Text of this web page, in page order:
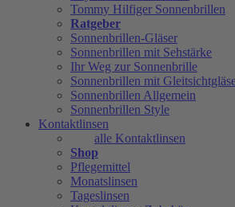
Tommy Hilfiger Sonnenbrillen
Ratgeber
Sonnenbrillen-Gläser
Sonnenbrillen mit Sehstärke
Ihr Weg zur Sonnenbrille
Sonnenbrillen mit
Sonnenbrillen Allgemein
Sonnenbrillen Style
Kontaktlinsen
alle Kontaktlinsen
Shop
Pflegemittel
Monatslinsen
Tageslinsen